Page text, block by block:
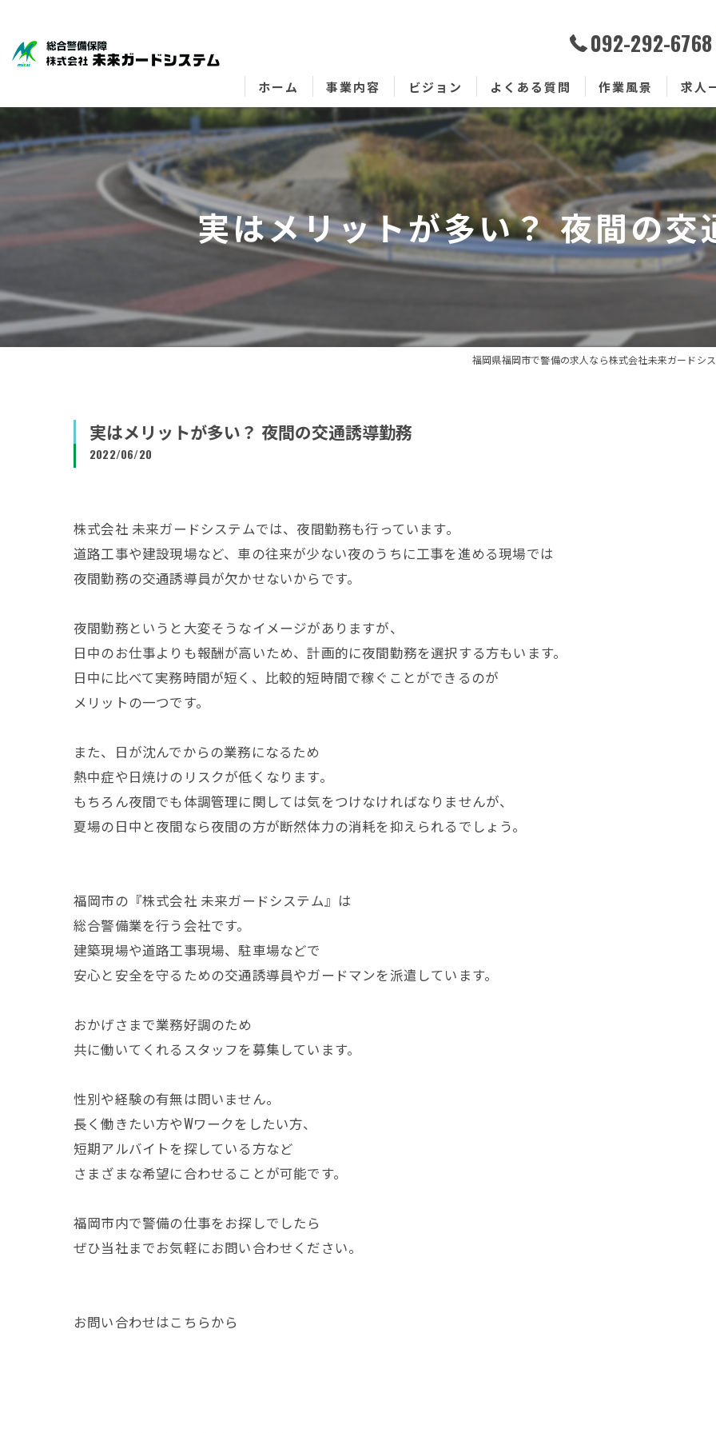
092-292-6768
ホーム 事業内容 ビジョン よくある質問 作業風景 求人
実はメリットが多い？ 夜間の交
福岡県福岡市で警備の求人なら株式会社未来ガードシ
実はメリットが多い？ 夜間の交通誘導勤務
2022/06/20
株式会社 未来ガードシステムでは、夜間勤務も行っています。
道路工事や建設現場など、車の往来が少ない夜のうちに工事を進める現場では
夜間勤務の交通誘導員が欠かせないからです。
夜間勤務というと大変そうなイメージがありますが、
日中のお仕事よりも報酬が高いため、計画的に夜間勤務を選択する方もいます。
日中に比べて実務時間が短く、比較的短時間で稼ぐことができるのが
メリットの一つです。
また、日が沈んでからの業務になるため
熱中症や日焼けのリスクが低くなります。
もちろん夜間でも体調管理に関しては気をつけなければなりませんが、
夏場の日中と夜間なら夜間の方が断然体力の消耗を抑えられるでしょう。
福岡市の『株式会社 未来ガードシステム』は
総合警備業を行う会社です。
建築現場や道路工事現場、駐車場などで
安心と安全を守るための交通誘導員やガードマンを派遣しています。
おかげさまで業務好調のため
共に働いてくれるスタッフを募集しています。
性別や経験の有無は問いません。
長く働きたい方やWワークをしたい方、
短期アルバイトを探している方など
さまざまな希望に合わせることが可能です。
福岡市内で警備の仕事をお探しでしたら
ぜひ当社までお気軽にお問い合わせください。
お問い合わせはこちらから